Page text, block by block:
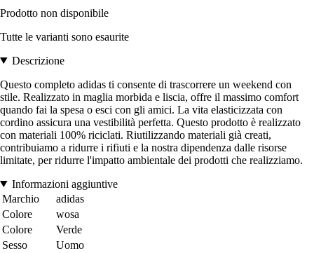
Prodotto non disponibile
Tutte le varianti sono esaurite
Descrizione
Questo completo adidas ti consente di trascorrere un weekend con
stile. Realizzato in maglia morbida e liscia, offre il massimo comfort
quando fai la spesa o esci con gli amici. La vita elasticizzata con
cordino assicura una vestibilità perfetta. Questo prodotto è realizzato
con materiali 100% riciclati. Riutilizzando materiali già creati,
contribuiamo a ridurre i rifiuti e la nostra dipendenza dalle risorse
limitate, per ridurre l'impatto ambientale dei prodotti che realizziamo.
Informazioni aggiuntive
Marchio
adidas
Colore
wosa
Colore
Verde
Sesso
Uomo